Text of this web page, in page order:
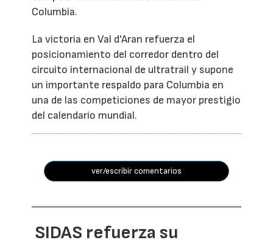
Columbia.
La victoria en Val d'Aran refuerza el
posicionamiento del corredor dentro del
circuito internacional de ultratrail y supone
un importante respaldo para Columbia en
una de las competiciones de mayor prestigio
del calendario mundial.
ver/escribir comentarios
SIDAS refuerza su